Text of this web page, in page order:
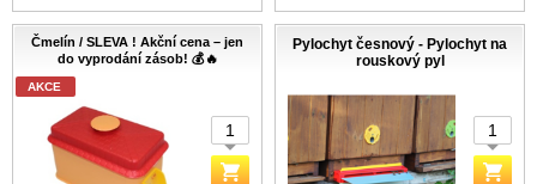
Čmelín / SLEVA ! Akční cena – jen
do vyprodání zásob! 💰🔥
AKCE
Pylochyt česnový - Pylochyt na
rouskový pyl